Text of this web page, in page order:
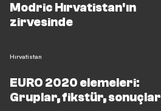
Modric Hırvatistan'ın
zirvesinde
Hırvatistan
EURO 2020 elemeleri:
Gruplar, fikstür, sonuçlar